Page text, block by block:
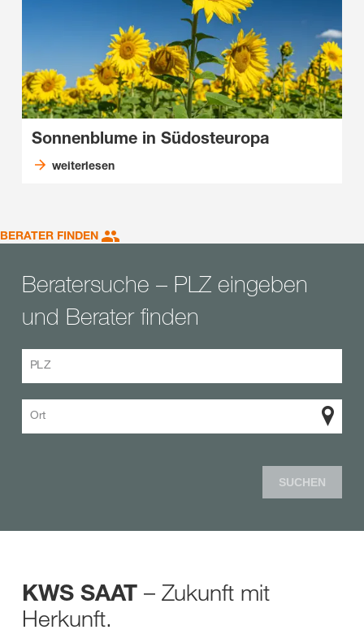
Sonnenblume in Südosteuropa
weiterlesen
BERATER FINDEN
Beratersuche – PLZ eingeben
und Berater finden
PLZ
Ort
SUCHEN
KWS SAAT – Zukunft mit
Herkunft.